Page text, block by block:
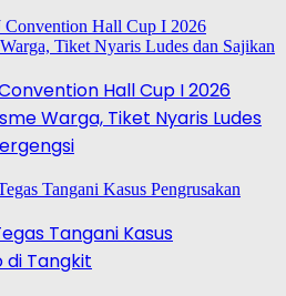
Hall Cup I 2026
Warga, Tiket Nyaris Ludes
Tangani Kasus
di Tangkit